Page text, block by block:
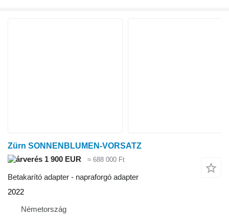
Zürn SONNENBLUMEN-VORSATZ
1 900 EUR
≈ 688 000 Ft
Betakarító adapter - napraforgó adapter
2022
Németország